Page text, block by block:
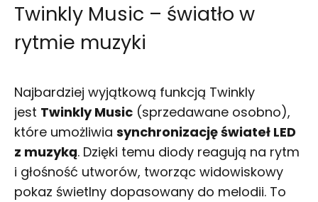
Twinkly Music – światło w
rytmie muzyki
Najbardziej wyjątkową funkcją Twinkly
jest Twinkly Music (sprzedawane osobno),
które umożliwia synchronizację świateł LED
z muzyką. Dzięki temu diody reagują na rytm
i głośność utworów, tworząc widowiskowy
pokaz świetlny dopasowany do melodii. To